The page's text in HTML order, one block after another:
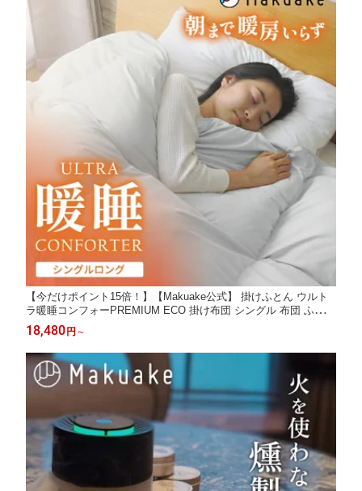
【今だけポイント15倍！】【Makuake公式】 掛けふとん ウルト
ラ暖睡コンフォーPREMIUM ECO 掛け布団 シングル 布団 ふとん
睡眠 快眠 冬用 冬用布団 保温 保温力 暖かい ポリエステル素材 丸
洗い可能 洗える 洗濯 乾燥 清潔 マクアケ Makuake
18,480 円 ～